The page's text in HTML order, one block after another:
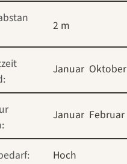
2 m
Januar Oktober
Januar Februar
Hoch